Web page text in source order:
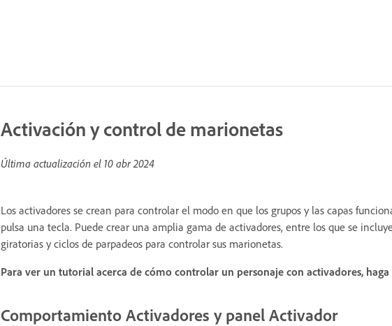
Activación y control de marionetas
Última actualización el 10 abr 2024
Los activadores se crean para controlar el modo en que los grupos y las capas
pulsa una tecla. Puede crear una amplia gama de activadores, entre los que se
giratorias y ciclos de parpadeos para controlar sus marionetas.
Para ver un tutorial acerca de cómo controlar un personaje con activadores, haga
Comportamiento Activadores y panel Activador